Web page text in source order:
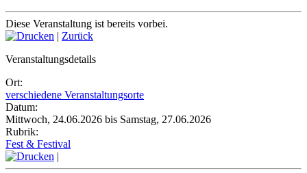
Diese Veranstaltung ist bereits vorbei.
| Zurück
Veranstaltungsdetails
Ort:
verschiedene Veranstaltungsorte
Datum:
Mittwoch, 24.06.2026 bis Samstag, 27.06.2026
Rubrik:
Fest & Festival
|